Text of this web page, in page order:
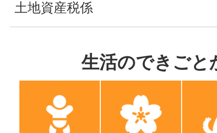
土地資産税係
生活のできごと